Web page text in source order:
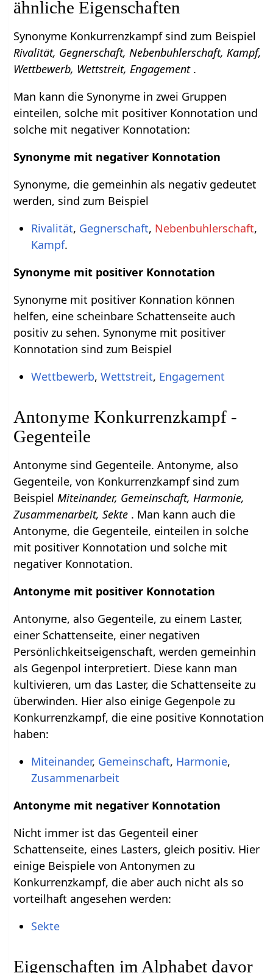
ähnliche Eigenschaften
Synonyme Konkurrenzkampf sind zum Beispiel
Rivalität, Gegnerschaft, Nebenbuhlerschaft, Kampf,
Wettbewerb, Wettstreit, Engagement .
Man kann die Synonyme in zwei Gruppen
einteilen, solche mit positiver Konnotation und
solche mit negativer Konnotation:
Synonyme mit negativer Konnotation
Synonyme, die gemeinhin als negativ gedeutet
werden, sind zum Beispiel
Rivalität, Gegnerschaft, Nebenbuhlerschaft,
Kampf.
Synonyme mit positiver Konnotation
Synonyme mit positiver Konnation können
helfen, eine scheinbare Schattenseite auch
positiv zu sehen. Synonyme mit positiver
Konnotation sind zum Beispiel
Wettbewerb, Wettstreit, Engagement
Antonyme Konkurrenzkampf -
Gegenteile
Antonyme sind Gegenteile. Antonyme, also
Gegenteile, von Konkurrenzkampf sind zum
BeispielMiteinander, Gemeinschaft, Harmonie,
Zusammenarbeit, Sekte . Man kann auch die
Antonyme, die Gegenteile, einteilen in solche
mit positiver Konnotation und solche mit
negativer Konnotation.
Antonyme mit positiver Konnotation
Antonyme, also Gegenteile, zu einem Laster,
einer Schattenseite, einer negativen
Persönlichkeitseigenschaft, werden gemeinhin
als Gegenpol interpretiert. Diese kann man
kultivieren, um das Laster, die Schattenseite zu
überwinden. Hier also einige Gegenpole zu
Konkurrenzkampf, die eine positive Konnotation
haben:
Miteinander, Gemeinschaft, Harmonie,
Zusammenarbeit
Antonyme mit negativer Konnotation
Nicht immer ist das Gegenteil einer
Schattenseite, eines Lasters, gleich positiv. Hier
einige Beispiele von Antonymen zu
Konkurrenzkampf, die aber auch nicht als so
vorteilhaft angesehen werden:
Sekte
Eigenschaften im Alphabet davor